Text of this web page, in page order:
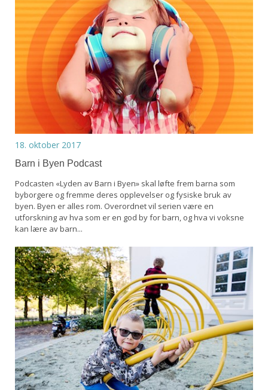
18. oktober 2017
Barn i Byen Podcast
Podcasten «Lyden av Barn i Byen» skal løfte frem barna som
byborgere og fremme deres opplevelser og fysiske bruk av
byen. Byen er alles rom. Overordnet vil serien være en
utforskning av hva som er en god by for barn, og hva vi voksne
kan lære av barn...